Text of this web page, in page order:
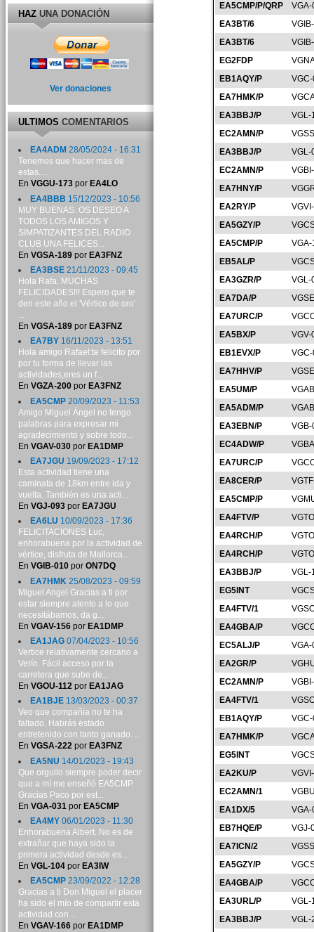
EA5CMP/P/QRP
EA3BT/6
EA3BT/6
EG2FDP
EB1AQY/P
EA7HMK/P
EA3BBJ/P
VGL-
EC2AMN/P
EA3BBJ/P
VGL-
EC2AMN/P
EA7HNY/P
EA2RY/P
EA5GZY/P
EA5CMP/P
EB5AL/P
EA3GZR/P
VGL-
EA7DA/P
EA7URC/P
EA5BX/P
VGV-
EB1EVX/P
EA7HHV/P
EA5UM/P
EA5ADM/P
EA3EBN/P
EC4ADW/P
EA7URC/P
EA8CER/P
EA5CMP/P
EA4FTV/P
EA4RCH/P
EA4RCH/P
EA3BBJ/P
VGL-
EG5INT
EA4FTV/1
EA4GBA/P
EC5ALJ/P
EA2GR/P
EC2AMN/P
EA4FTV/1
EB1AQY/P
EA7HMK/P
EG5INT
EA2KU/P
EC2AMN/1
EA1DX/5
EB7HQE/P
VGJ-
EA7ICN/2
EA5GZY/P
EA4GBA/P
EA3URL/P
VGL-
EA3BBJ/P
VGL-
HAZUNA DONACIÓN
Ver donaciones
ULTIMOSCOMENTARIOS
EA4ADM 28/05/2024 - 16:31
Tenemos que hacer mas de
estas....
En VGGU-173por EA4LO
EA4BBB 15/12/2023 - 10:56
MUY BUENAS. OS DESEO A
TODOS LOS AMIGOS Y
SIMPATIZANTES DEL RADIO
CLUB UNA FELICES...
En VGSA-189por EA3FNZ
EA3BSE21/11/2023 - 09:45
Hola Rafa. MUCHAS
FELICIDADES!!! Espero que te
den este año el 'Vértice de oro'
...
En VGSA-189por EA3FNZ
EA7BY16/11/2023 - 13:51
Hola amigo Rafael:te felicito por
por tu forma de llevar las
actividades,eres un f...
En VGZA-200por EA3FNZ
EA5CMP20/09/2023 - 11:53
Amigo Miguel Ángel no tengo
palabras para expresar mi
agradecimiento y sobre todo...
En VGAV-030por EA1DMP
EA7JGU 19/09/2023 - 17:12
Esta actividad tiene una
caminata de 18km entre ida y
vuelta. También es una acti...
En VGJ-093por EA7JGU
EA6LU 10/09/2023 - 17:36
FELICITACIONES Luc,
enhorabuena por la actividad de
vértice, disfruta de Mallorca...
En VGIB-010por ON7DQ
EA7HMK 25/08/2023 - 09:59
Miguel Angel Gracias a ti por
estar siempre atento a lo que
necesitábamos, da g...
En VGAV-156por EA1DMP
EA1JAG07/04/2023 - 10:56
Vertice relativamente cercano a
Verín. Fácil acceso por la
carretera que sube de...
En VGOU-112por EA1JAG
EA1BJE13/03/2023 - 00:37
Veo que compañía no te ha
faltado. Habrás estado
entretenido con tanto ganado. ...
En VGSA-222por EA3FNZ
EA5NU 14/01/2023 - 19:43
Que orgullo siempre poder decir
que a mí me enseñó EA5CMP.
Gracias Paco por est...
En VGA-031 por EA5CMP
EA4MY06/01/2023 - 11:30
Enhorabuena Albert. No es de
extrañar que haya sido la
primera actividad desde es...
En VGL-104por EA3IW
EA5CMP23/09/2022 - 12:28
Gracias a ti Don Miguel el placer
ha sido el mío de compartir esta
actividad con ...
En VGAV-166por EA1DMP